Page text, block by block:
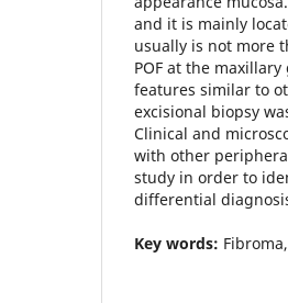
and it is mainly
usually is not more
POF at the
features similar to
excisional biopsy
Clinical and
with other
study in order to
differential
Key words: